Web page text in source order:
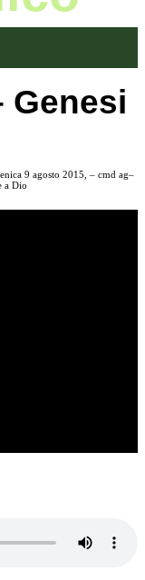
Genesi
9 agosto 2015, – cmd ag–
a Dio